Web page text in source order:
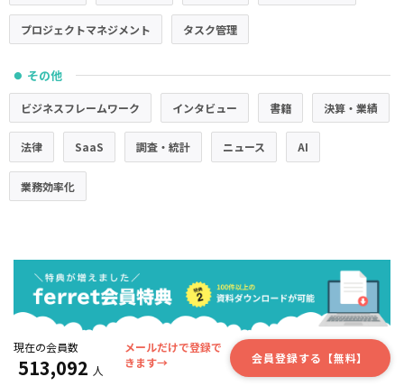
プロジェクトマネジメント タスク管理
● その他
ビジネスフレームワーク インタビュー 書籍 決算・業績
法律 SaaS 調査・統計 ニュース AI
業務効率化
現在の会員数
513,092 人
メールだけで登録で
きます→
会員登録する【無料】